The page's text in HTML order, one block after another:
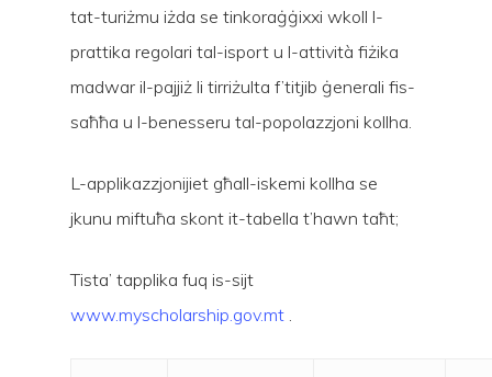
tat-turiżmu iżda se tinkoraġġixxi wkoll l-
prattika regolari tal-isport u l-attività fiżika
madwar il-pajjiż li tirriżulta f’titjib ġenerali fis-
saħħa u l-benesseru tal-popolazzjoni kollha.
L-applikazzjonijiet għall-iskemi kollha se
jkunu miftuħa skont it-tabella t’hawn taħt;
Tista’ tapplika fuq is-sijt
www.myscholarship.gov.mt .